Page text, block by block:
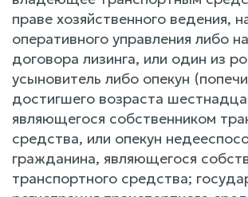
праве хозяйственного ведения,
оперативного управления либо
договора лизинга, или один из
усыновитель либо опекун
достигшего возраста
являющегося собственником
средства, или опекун
гражданина, являющегося
транспортного средства;